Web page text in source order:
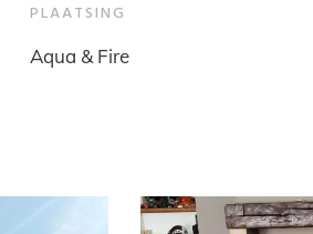
PLAATSING
Aqua & Fire
WhatsApp